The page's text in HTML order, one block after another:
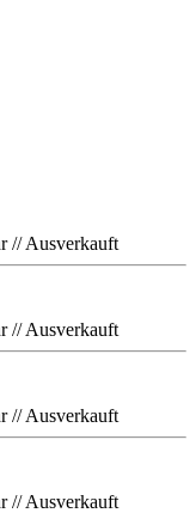
// Ausverkauft
// Ausverkauft
// Ausverkauft
// Ausverkauft